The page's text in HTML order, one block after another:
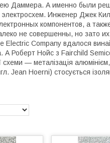
Даммера. А именно были
Инженер Джек
компонентов, а
не совершенны, но зато
Electric Company вдалося
А Роберт Нойс з Fairchild
схеми — металізація
Jean Hoerni) стосується